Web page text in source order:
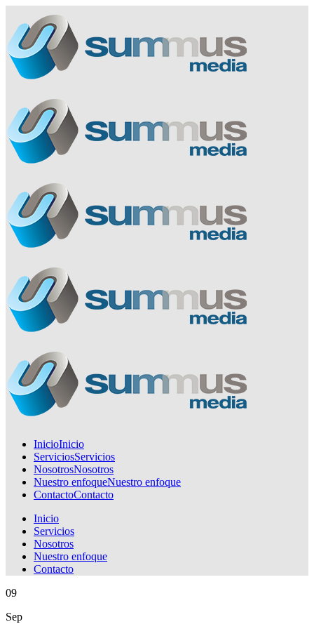
InicioInicio
ServiciosServicios
NosotrosNosotros
Nuestro enfoqueNuestro enfoque
ContactoContacto
Inicio
Servicios
Nosotros
Nuestro enfoque
Contacto
09
Sep